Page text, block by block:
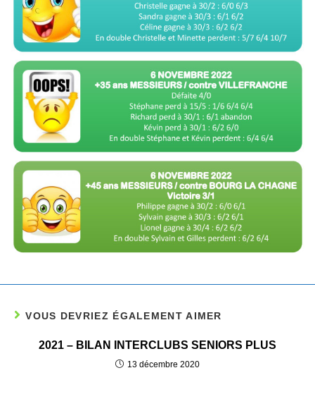
VOUS DEVRIEZ ÉGALEMENT AIMER
2021 – BILAN INTERCLUBS SENIORS PLUS
13 décembre 2020